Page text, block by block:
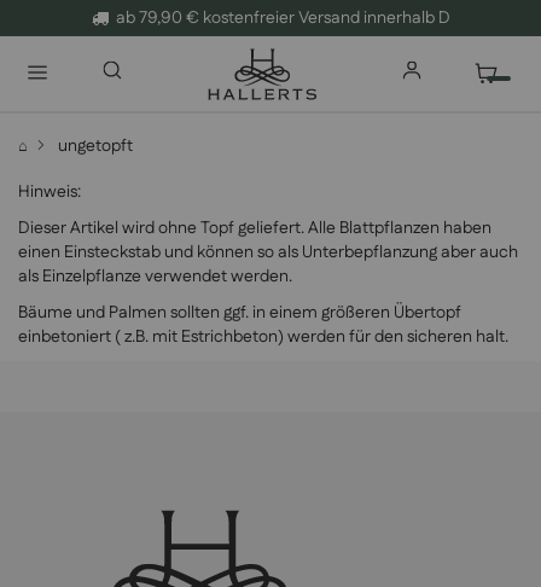
ab 79,90 € kostenfreier Versand innerhalb D
⌂
ungetopft
Hinweis:
Dieser Artikel wird ohne Topf geliefert. Alle Blattpflanzen haben
einen Einsteckstab und können so als Unterbepflanzung aber auch
als Einzelpflanze verwendet werden.
Bäume und Palmen sollten ggf. in einem größeren Übertopf
einbetoniert ( z.B. mit Estrichbeton) werden für den sicheren halt.